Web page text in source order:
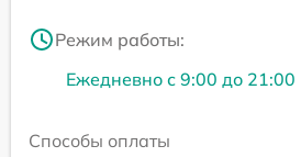
Режим работы:
Ежедневно с 9:00 до 21:00
Способы оплаты